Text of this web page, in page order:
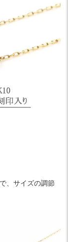
、サイズの調節